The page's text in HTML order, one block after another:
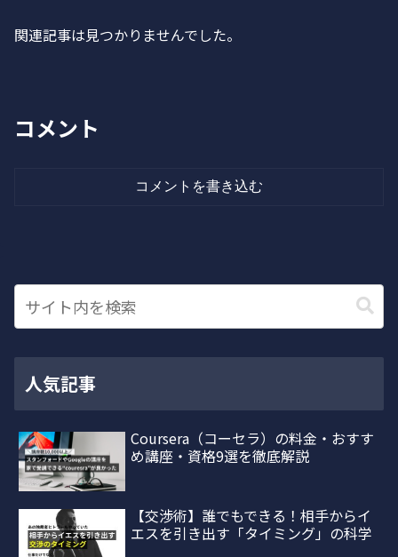
関連記事は見つかりませんでした。
コメント
コメントを書き込む
人気記事
Coursera（コーセラ）の料金・おすす
め講座・資格9選を徹底解説
【交渉術】誰でもできる！相手からイ
エスを引き出す「タイミング」の科学